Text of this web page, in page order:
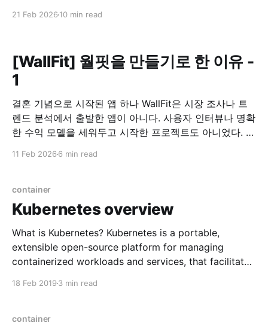
21 Feb 2026 10 min read
[WallFit] 월핏을 만들기로 한 이유 -
1
결혼 기념으로 시작된 앱 하나 WallFit은 시장 조사나 트
렌드 분석에서 출발한 앱이 아니다. 사용자 인터뷰나 명확
한 수익 모델을 세워두고 시작한 프로젝트도 아니었다. 시
화면에 배치해
11 Feb 2026 6 min read
container
Kubernetes overview
What is Kubernetes? Kubernetes is a portable,
extensible open-source platform for managing
containerized workloads and services, that facilitates
container) * Horizontal scaling * Automated rollouts
18 Feb 2019 3 min read
container